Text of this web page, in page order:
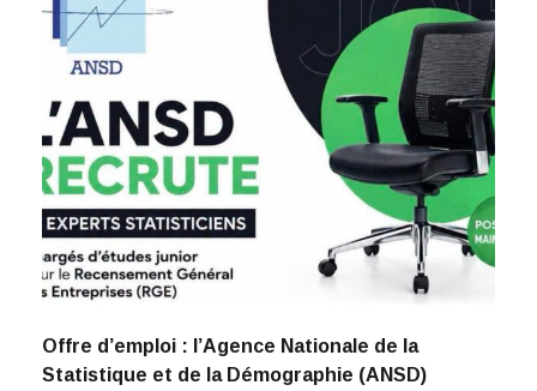
Offre d’emploi : l’Agence Nationale de la
Statistique et de la Démographie (ANSD)